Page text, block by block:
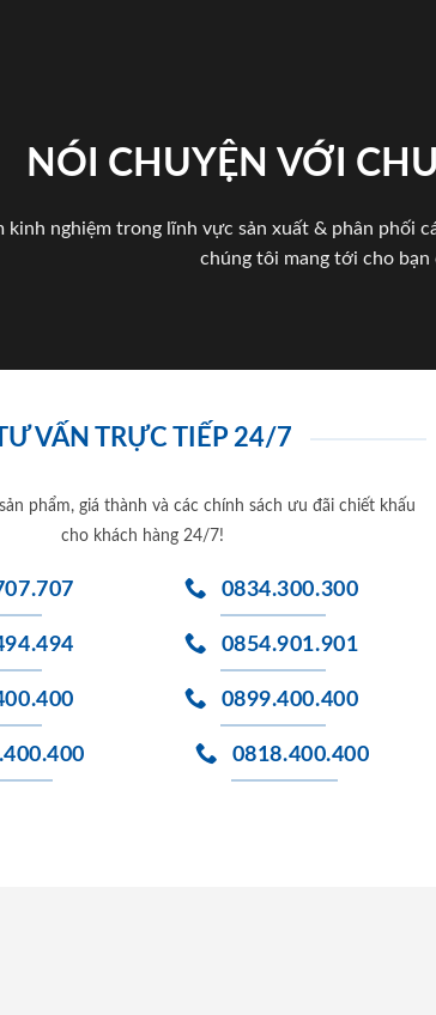
NÓI CHUYỆN VỚI
kinh nghiệm trong lĩnh vực sản xuất & phân phối
chúng tôi mang tới cho bạn
VẤN TRỰC TIẾP 24/7
phẩm, giá thành và các chính sách ưu đãi chiết khấu
cho khách hàng 24/7!
0834.300.300
0854.901.901
0899.400.400
0818.400.400